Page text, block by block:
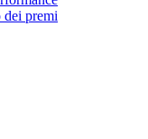
dei premi